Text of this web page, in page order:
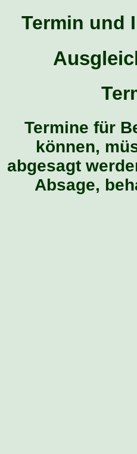
Termin und
Termine für
können,
abgesagt
Absage,